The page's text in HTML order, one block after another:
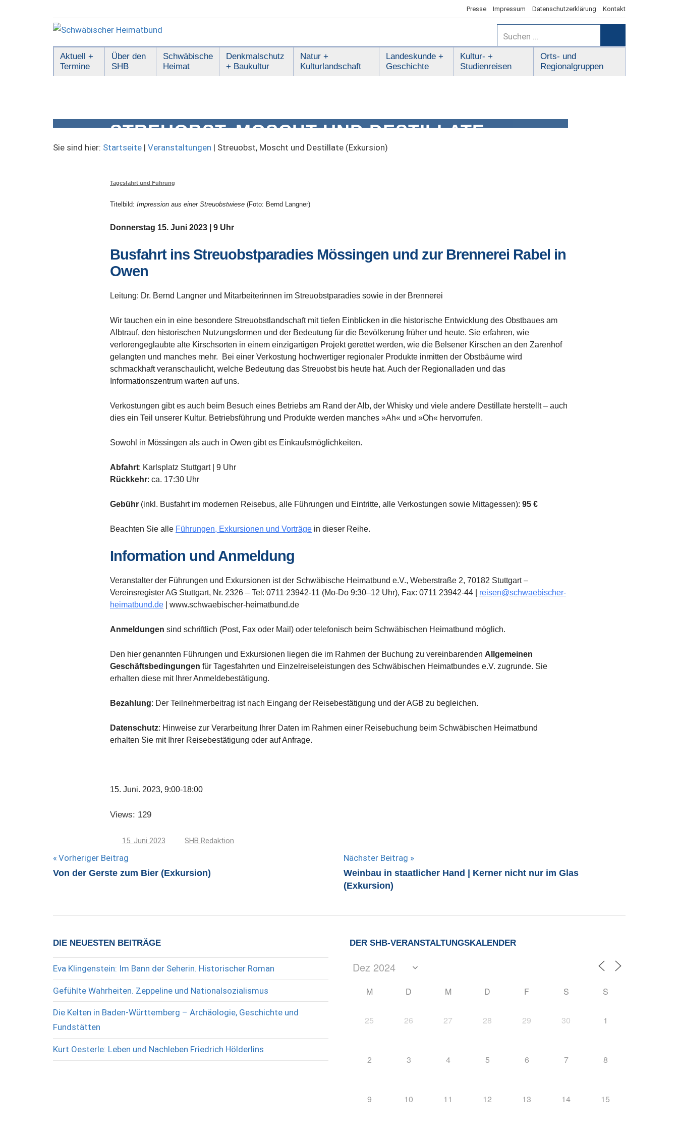
Presse Impressum Datenschutzerklärung Kontakt
Schwäbischer
Heimatbund
Suchen
nach:
Aktuell +
Termine
Über den
SHB
Schwäbische
Heimat
Denkmalschutz
+ Baukultur
Natur +
Kulturlandschaft
Landeskunde +
Geschichte
Kultur- +
Studienreisen
Orts- und
Regionalgruppen
STREUOBST, MOSCHT UND DESTILLATE
(EXKURSION)
Sie sind hier: Startseite| Veranstaltungen | Streuobst, Moscht und Destillate (Exkursion)
Tagesfahrt und Führung
Titelbild: Impression aus einer Streuobstwiese (Foto: Bernd Langner)
Donnerstag 15. Juni 2023 | 9 Uhr
Busfahrt ins Streuobstparadies Mössingen und zur Brennerei Rabel in
Owen
Leitung: Dr. Bernd Langner und Mitarbeiterinnen im Streuobstparadies sowie in der Brennerei
Wir tauchen ein in eine besondere Streuobstlandschaft mit tiefen Einblicken in die historische Entwicklung des Obstbaues am
Albtrauf, den historischen Nutzungsformen und der Bedeutung für die Bevölkerung früher und heute. Sie erfahren, wie
verlorengeglaubte alte Kirschsorten in einem einzigartigen Projekt gerettet werden, wie die Belsener Kirschen an den Zarenhof
gelangten und manches mehr. Bei einer Verkostung hochwertiger regionaler Produkte inmitten der Obstbäume wird
schmackhaft veranschaulicht, welche Bedeutung das Streuobst bis heute hat. Auch der Regionalladen und das
Informationszentrum warten auf uns.
Verkostungen gibt es auch beim Besuch eines Betriebs am Rand der Alb, der Whisky und viele andere Destillate herstellt – auch
dies ein Teil unserer Kultur. Betriebsführung und Produkte werden manches »Ah« und »Oh« hervorrufen.
Sowohl in Mössingen als auch in Owen gibt es Einkaufsmöglichkeiten.
Abfahrt: Karlsplatz Stuttgart | 9 Uhr
Rückkehr: ca. 17:30 Uhr
Gebühr (inkl. Busfahrt im modernen Reisebus, alle Führungen und Eintritte, alle Verkostungen sowie Mittagessen): 95 €
Beachten Sie alle Führungen, Exkursionen und Vorträge in dieser Reihe.
Information und Anmeldung
Veranstalter der Führungen und Exkursionen ist der Schwäbische Heimatbund e.V., Weberstraße 2, 70182 Stuttgart –
Vereinsregister AG Stuttgart, Nr. 2326 – Tel: 0711 23942-11 (Mo-Do 9:30–12 Uhr), Fax: 0711 23942-44 | reisen@schwaebischer-
heimatbund.de | www.schwaebischer-heimatbund.de
Anmeldungen sind schriftlich (Post, Fax oder Mail) oder telefonisch beim Schwäbischen Heimatbund möglich.
Den hier genannten Führungen und Exkursionen liegen die im Rahmen der Buchung zu vereinbarenden Allgemeinen
Geschäftsbedingungen für Tagesfahrten und Einzelreiseleistungen des Schwäbischen Heimatbundes e.V. zugrunde. Sie
erhalten diese mit Ihrer Anmeldebestätigung.
Bezahlung: Der Teilnehmerbeitrag ist nach Eingang der Reisebestätigung und der AGB zu begleichen.
Datenschutz: Hinweise zur Verarbeitung Ihrer Daten im Rahmen einer Reisebuchung beim Schwäbischen Heimatbund
erhalten Sie mit Ihrer Reisebestätigung oder auf Anfrage.
15. Juni. 2023, 9:00-18:00
Views: 129
15. Juni 2023 SHB Redaktion
Beitragsnavigation
Vorheriger Beitrag
Von der Gerste zum Bier (Exkursion)
Nächster Beitrag
Weinbau in staatlicher Hand | Kerner nicht nur im Glas
(Exkursion)
DIE NEUESTEN BEITRÄGE
Eva Klingenstein: Im Bann der Seherin. Historischer Roman
Gefühlte Wahrheiten. Zeppeline und Nationalsozialismus
Die Kelten in Baden-Württemberg – Archäologie, Geschichte und
Fundstätten
Kurt Oesterle: Leben und Nachleben Friedrich Hölderlins
DER SHB-VERANSTALTUNGSKALENDER
M D M D F S S
25 26 27 28 29 30 1
2 3 4 5 6 7 8
9 10 11 12 13 14 15